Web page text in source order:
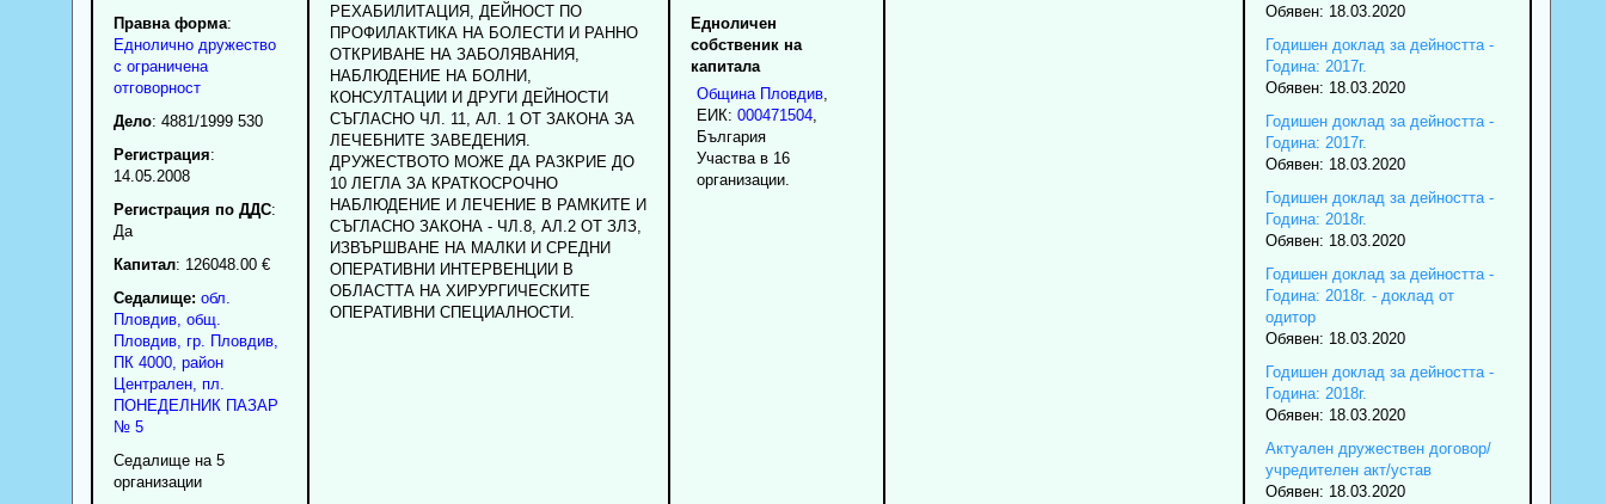
Правна форма:
Еднолично дружество
с ограничена
отговорност
Дело: 4881/1999 530
Регистрация:
14.05.2008
Регистрация по ДДС:
Да
Капитал: 126048.00 €
Седалище: обл.
Пловдив, общ.
Пловдив, гр. Пловдив,
ПК 4000, район
Централен, пл.
ПОНЕДЕЛНИК ПАЗАР
№ 5
Седалище на 5
организации
РЕХАБИЛИТАЦИЯ, ДЕЙНОСТ ПО
ПРОФИЛАКТИКА НА БОЛЕСТИ И РАННО
ОТКРИВАНЕ НА ЗАБОЛЯВАНИЯ,
НАБЛЮДЕНИЕ НА БОЛНИ,
КОНСУЛТАЦИИ И ДРУГИ ДЕЙНОСТИ
СЪГЛАСНО ЧЛ. 11, АЛ. 1 ОТ ЗАКОНА ЗА
ЛЕЧЕБНИТЕ ЗАВЕДЕНИЯ.
ДРУЖЕСТВОТО МОЖЕ ДА РАЗКРИЕ ДО
10 ЛЕГЛА ЗА КРАТКОСРОЧНО
НАБЛЮДЕНИЕ И ЛЕЧЕНИЕ В РАМКИТЕ И
СЪГЛАСНО ЗАКОНА - ЧЛ.8, АЛ.2 ОТ ЗЛЗ,
ИЗВЪРШВАНЕ НА МАЛКИ И СРЕДНИ
ОПЕРАТИВНИ ИНТЕРВЕНЦИИ В
ОБЛАСТТА НА ХИРУРГИЧЕСКИТЕ
ОПЕРАТИВНИ СПЕЦИАЛНОСТИ.
Едноличен
собственик на
капитала
Община Пловдив,
ЕИК: 000471504,
България
Участва в 16
организации.
Обявен: 18.03.2020
Годишен доклад за дейността -
Година: 2017г.
Обявен: 18.03.2020
Годишен доклад за дейността -
Година: 2017г.
Обявен: 18.03.2020
Годишен доклад за дейността -
Година: 2018г.
Обявен: 18.03.2020
Годишен доклад за дейността -
Година: 2018г. - доклад от
одитор
Обявен: 18.03.2020
Годишен доклад за дейността -
Година: 2018г.
Обявен: 18.03.2020
Актуален дружествен договор/
учредителен акт/устав
Обявен: 18.03.2020